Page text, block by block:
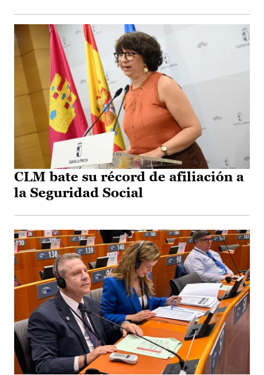
CLM bate su récord de afiliación a
la Seguridad Social